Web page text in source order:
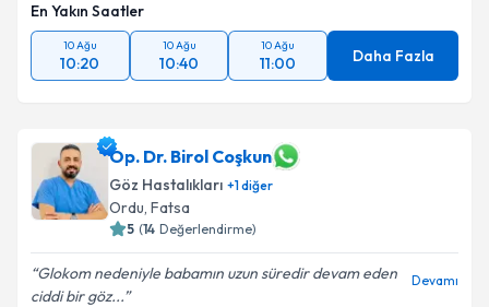
En Yakın Saatler
10 Ağu
10:20
10 Ağu
10:40
10 Ağu
11:00 Daha Fazla
Op. Dr. Birol Coşkun
Göz Hastalıkları +1diğer
Ordu, Fatsa
5 (14 Değerlendirme)
Glokom nedeniyle babamın uzun süredir devam eden
ciddi bir göz...
Devamı